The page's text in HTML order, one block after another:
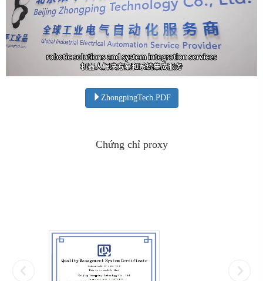
ZhongpingTech.PDF
Chứng chỉ proxy